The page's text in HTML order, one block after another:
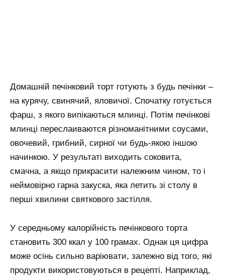
Домашній печінковий торт готують з будь печінки –
на курячу, свинячий, яловичої. Спочатку готується
фарш, з якого випікаються млинці. Потім печінкові
млинці переслаиваются різноманітними соусами,
овочевий, грибний, сирної чи будь-якою іншою
начинкою. У результаті виходить соковита,
смачна, а якщо прикрасити належним чином, то і
неймовірно гарна закуска, яка летить зі столу в
перші хвилини святкового застілля.
У середньому калорійність печінкового торта
становить 300 ккал у 100 грамах. Однак ця цифра
може осінь сильно варіювати, залежно від того, які
продукти використовуються в рецепті. Наприклад,